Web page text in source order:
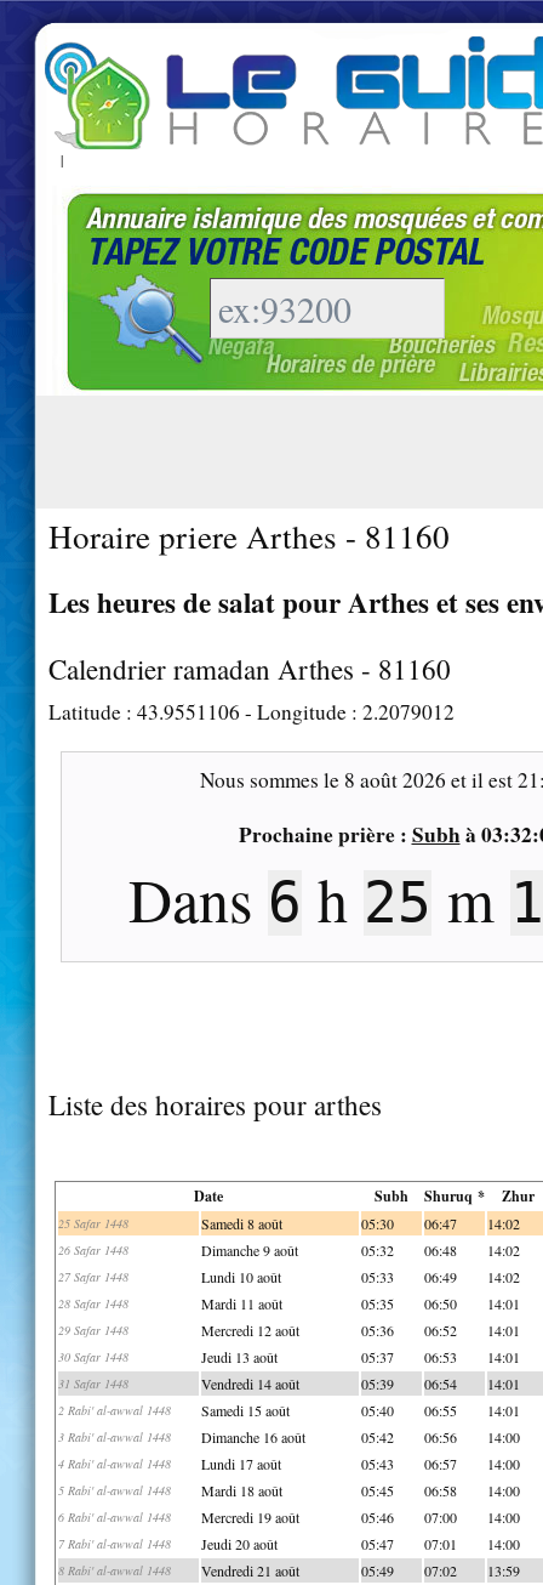
|
Horaire priere Arthes - 81160
Les heures de salat pour Arthes et ses
Calendrier ramadan Arthes - 81160
Latitude : 43.9551106 - Longitude : 2.2079012
Nous sommes le 8 août 2026 et il est
Prochaine prière : Subhà
Dans 6 h 25 m
Liste des horaires pour arthes
Date Subh Shuruq * Zhur
25 Safar 1448 Samedi 8 août 05:30 06:47 14:02
26 Safar 1448 Dimanche 9 août 05:32 06:48 14:02
27 Safar 1448 Lundi 10 août 05:33 06:49 14:02
28 Safar 1448 Mardi 11 août 05:35 06:50 14:01
29 Safar 1448 Mercredi 12 août 05:36 06:52 14:01
30 Safar 1448 Jeudi 13 août 05:37 06:53 14:01
31 Safar 1448 Vendredi 14 août 05:39 06:54 14:01
2 Rabi' al-awwal 1448 Samedi 15 août 05:40 06:55 14:01
3 Rabi' al-awwal 1448 Dimanche 16 août 05:42 06:56 14:00
4 Rabi' al-awwal 1448 Lundi 17 août 05:43 06:57 14:00
5 Rabi' al-awwal 1448 Mardi 18 août 05:45 06:58 14:00
6 Rabi' al-awwal 1448 Mercredi 19 août 05:46 07:00 14:00
7 Rabi' al-awwal 1448 Jeudi 20 août 05:47 07:01 14:00
8 Rabi' al-awwal 1448 Vendredi 21 août 05:49 07:02 13:59